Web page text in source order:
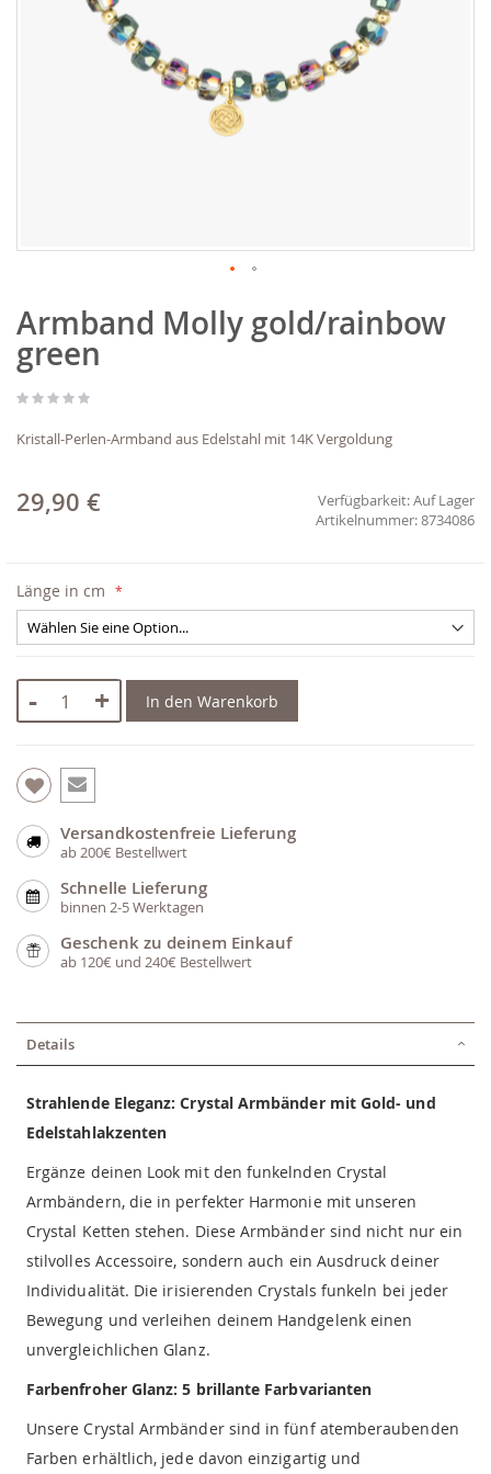
Anfang
der
Bildgalerie
springen
Armband Molly gold/rainbow
green
Kristall-Perlen-Armband aus Edelstahl mit 14K Vergoldung
29,90 € Verfügbarkeit:Auf Lager
8734086
Länge in cm
- + In den Warenkorb
Versandkostenfreie Lieferung
ab 200€ Bestellwert
Schnelle Lieferung
binnen 2-5 Werktagen
Geschenk zu deinem Einkauf
ab 120€ und 240€ Bestellwert
Details
Strahlende Eleganz: Crystal Armbänder mit Gold- und
Edelstahlakzenten
Ergänze deinen Look mit den funkelnden Crystal
Armbändern, die in perfekter Harmonie mit unseren
Crystal Ketten stehen. Diese Armbänder sind nicht nur ein
stilvolles Accessoire, sondern auch ein Ausdruck deiner
Individualität. Die irisierenden Crystals funkeln bei jeder
Bewegung und verleihen deinem Handgelenk einen
unvergleichlichen Glanz.
Farbenfroher Glanz: 5 brillante Farbvarianten
Unsere Crystal Armbänder sind in fünf atemberaubenden
Farben erhältlich, jede davon einzigartig und